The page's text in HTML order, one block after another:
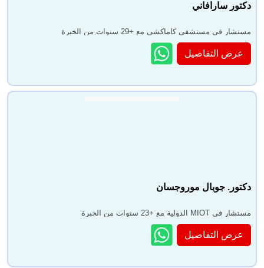
دكتور سارافاني
مستشار في مستشفى كاماكشي مع +29 سنوات من الخبرة
عرض التفاصيل
دكتور. جوبال موروجسان
مستشار في MIOT الدولية مع +23 سنوات من الخبرة
عرض التفاصيل